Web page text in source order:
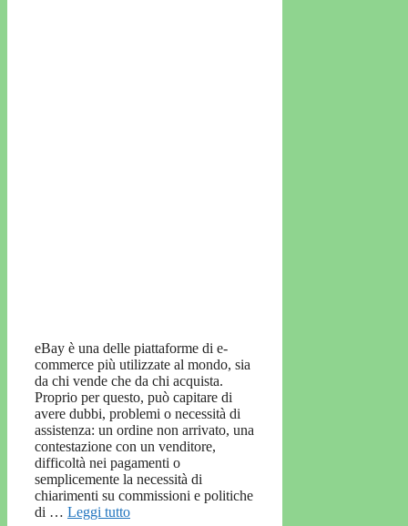
eBay è una delle piattaforme di e-
commerce più utilizzate al mondo, sia
da chi vende che da chi acquista.
Proprio per questo, può capitare di
avere dubbi, problemi o necessità di
assistenza: un ordine non arrivato, una
contestazione con un venditore,
difficoltà nei pagamenti o
semplicemente la necessità di
chiarimenti su commissioni e politiche
di … Leggi tutto